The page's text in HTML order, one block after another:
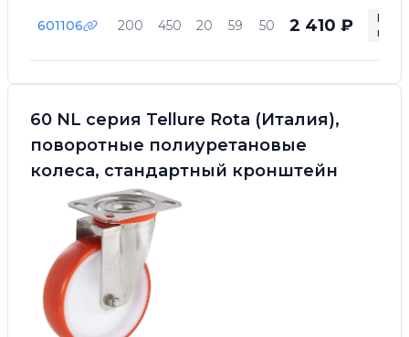
601106 200 450 20 59 50 2 410 ₽
Нет в
60 NL серия Tellure Rota (Италия),
поворотные полиуретановые
колеса, стандартный кронштейн